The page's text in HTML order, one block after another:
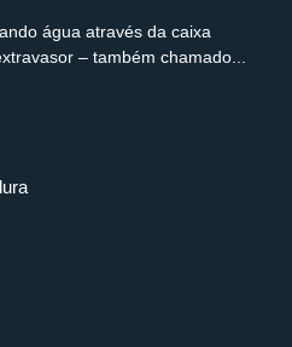
água através da caixa
– também chamado...